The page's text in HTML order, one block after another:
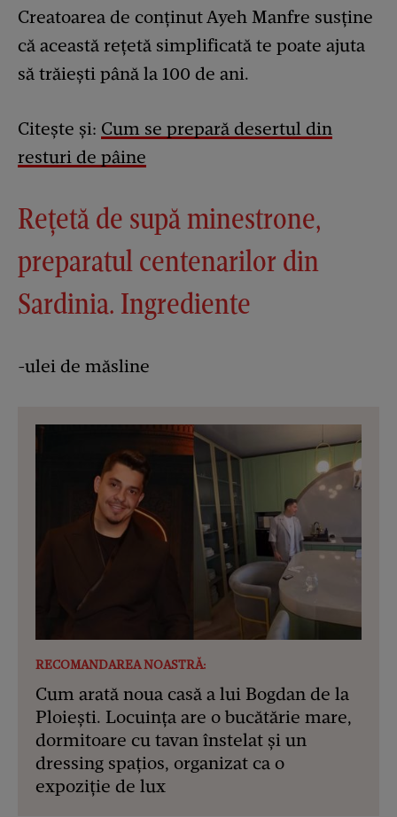
Creatoarea de conținut Ayeh Manfre susține
că această rețetă simplificată te poate ajuta
să trăiești până la 100 de ani.
Citește și: Cum se prepară desertul din
resturi de pâine
Rețetă de supă minestrone,
preparatul centenarilor din
Sardinia. Ingrediente
-ulei de măsline
RECOMANDAREA NOASTRĂ:
Cum arată noua casă a lui Bogdan de la
Ploiești. Locuința are o bucătărie mare,
dormitoare cu tavan înstelat și un
dressing spațios, organizat ca o
expoziție de lux